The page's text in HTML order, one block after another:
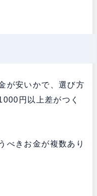
が安いかで、選び方
円以上差がつく
べきお金が複数あり